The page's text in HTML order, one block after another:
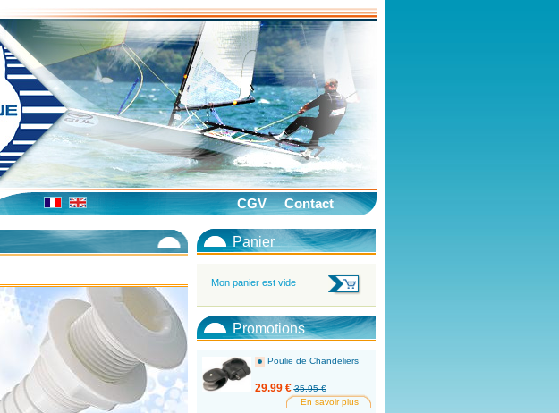
CGV Contact
Panier
Mon panier est vide
Promotions
Poulie de Chandeliers
29.99 €35.95 €
En savoir plus